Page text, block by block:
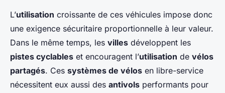
L’utilisation croissante de ces véhicules impose donc
une exigence sécuritaire proportionnelle à leur valeur.
Dans le même temps, les villes développent les
pistes cyclables et encouragent l’utilisation de vélos
partagés. Ces systèmes de vélos en libre-service
nécessitent eux aussi des antivols performants pour